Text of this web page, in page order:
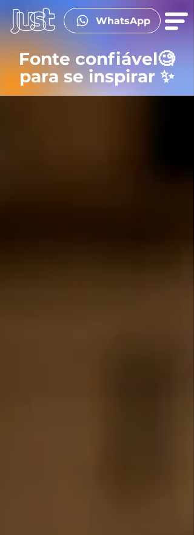
WhatsApp
Fonte confiável🧐
para se inspirar ✨